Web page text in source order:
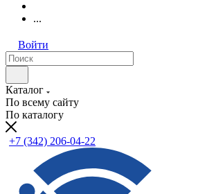
...
Войти
Каталог
По всему сайту
По каталогу
+7 (342) 206-04-22